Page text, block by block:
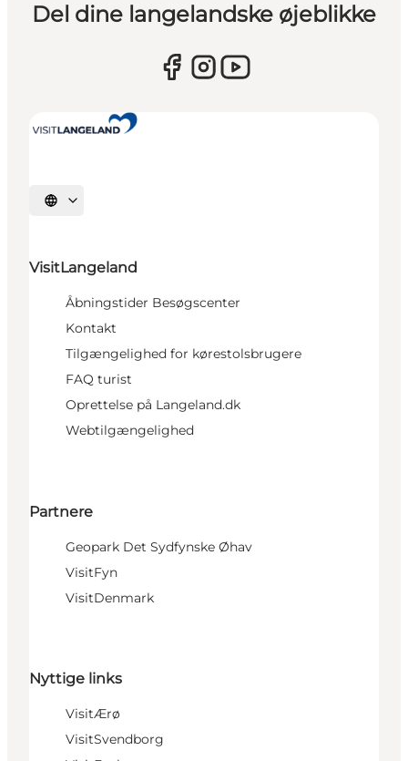
Del dine langelandske øjeblikke
Vælg sprog
VisitLangeland
Åbningstider Besøgscenter
Kontakt
Tilgængelighed for kørestolsbrugere
FAQ turist
Oprettelse på Langeland.dk
Webtilgængelighed
Partnere
Geopark Det Sydfynske Øhav
VisitFyn
VisitDenmark
Nyttige links
VisitÆrø
VisitSvendborg